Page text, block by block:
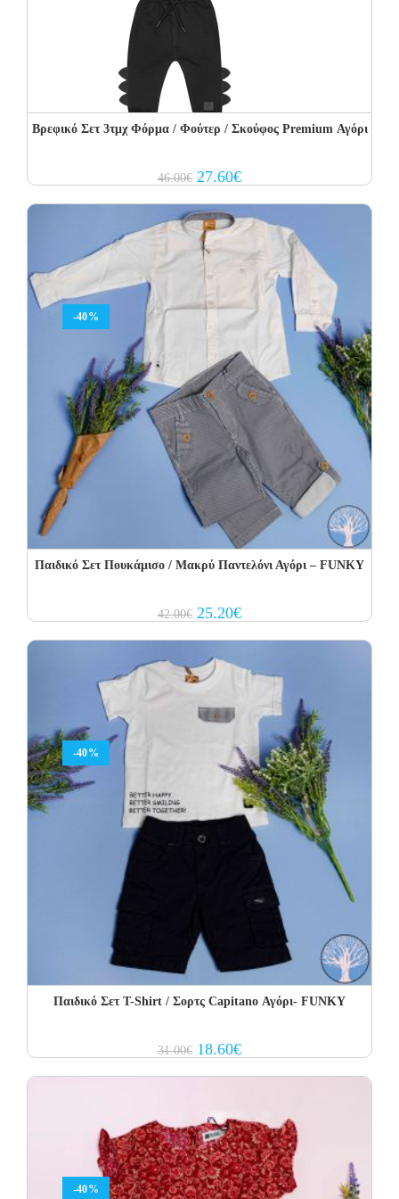
Βρεφικό Σετ 3τμχ Φόρμα / Φούτερ / Σκούφος Premium Αγόρι
46.00€ Original
price
46.00€.
27.60€Current
price
-40%
Παιδικό Σετ Πουκάμισο / Μακρύ Παντελόνι Αγόρι – FUNKY
42.00€ Original
price
25.20€Current
price
-40%
Παιδικό Σετ Τ-Shirt / Σορτς Capitano Αγόρι- FUNKY
31.00€ Original
price
18.60€Current
price
-40%